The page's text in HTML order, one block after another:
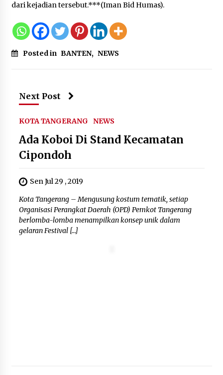
dari kejadian tersebut.***(Iman Bid Humas).
Posted in BANTEN, NEWS
Next Post
KOTA TANGERANG NEWS
Ada Koboi Di Stand Kecamatan
Cipondoh
Sen Jul 29 , 2019
Kota Tangerang – Mengusung kostum tematik, setiap
Organisasi Perangkat Daerah (OPD) Pemkot Tangerang
berlomba-lomba menampilkan konsep unik dalam
gelaran Festival […]